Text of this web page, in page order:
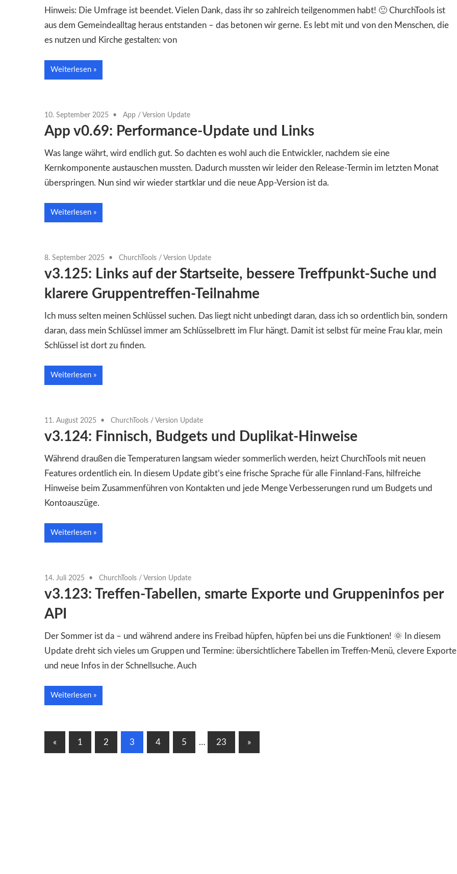
Hinweis: Die Umfrage ist beendet. Vielen Dank, dass ihr so zahlreich teilgenommen habt! 🙂 ChurchTools ist
aus dem Gemeindealltag heraus entstanden – das betonen wir gerne. Es lebt mit und von den Menschen, die
es nutzen und Kirche gestalten: von
Weiterlesen
10. September 2025 App / Version Update
App v0.69: Performance-Update und Links
Was lange währt, wird endlich gut. So dachten es wohl auch die Entwickler, nachdem sie eine
Kernkomponente austauschen mussten. Dadurch mussten wir leider den Release-Termin im letzten Monat
überspringen. Nun sind wir wieder startklar und die neue App-Version ist da.
Weiterlesen
8. September 2025 ChurchTools / Version Update
v3.125: Links auf der Startseite, bessere Treffpunkt-Suche und
klarere Gruppentreffen-Teilnahme
Ich muss selten meinen Schlüssel suchen. Das liegt nicht unbedingt daran, dass ich so ordentlich bin, sondern
daran, dass mein Schlüssel immer am Schlüsselbrett im Flur hängt. Damit ist selbst für meine Frau klar, mein
Schlüssel ist dort zu finden.
Weiterlesen
11. August 2025 ChurchTools / Version Update
v3.124: Finnisch, Budgets und Duplikat-Hinweise
Während draußen die Temperaturen langsam wieder sommerlich werden, heizt ChurchTools mit neuen
Features ordentlich ein. In diesem Update gibt’s eine frische Sprache für alle Finnland-Fans, hilfreiche
Hinweise beim Zusammenführen von Kontakten und jede Menge Verbesserungen rund um Budgets und
Kontoauszüge.
Weiterlesen
14. Juli 2025 ChurchTools / Version Update
v3.123: Treffen-Tabellen, smarte Exporte und Gruppeninfos per
API
Der Sommer ist da – und während andere ins Freibad hüpfen, hüpfen bei uns die Funktionen! 🌞 In diesem
Update dreht sich vieles um Gruppen und Termine: übersichtlichere Tabellen im Treffen-Menü, clevere Exporte
und neue Infos in der Schnellsuche. Auch
Weiterlesen
Seitennummerierung
« Vorherige
1 2 3 4 5 … 23
Nächste
»